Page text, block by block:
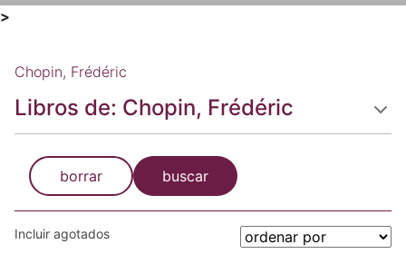
>
Chopin, Frédéric
Libros de: Chopin, Frédéric
borrar buscar
Incluir agotados